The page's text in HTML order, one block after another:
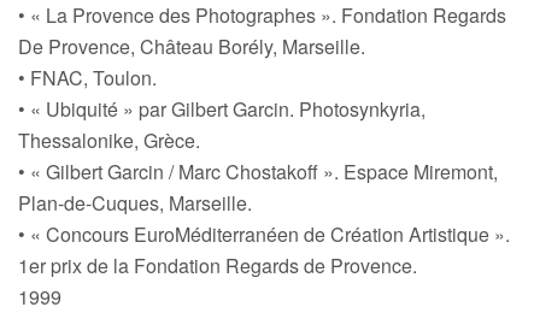
• « La Provence des Photographes ». Fondation Regards
De Provence, Château Borély, Marseille.
• FNAC, Toulon.
• « Ubiquité » par Gilbert Garcin. Photosynkyria,
Thessalonike, Grèce.
• « Gilbert Garcin / Marc Chostakoff ». Espace Miremont,
Plan-de-Cuques, Marseille.
• « Concours EuroMéditerranéen de Création Artistique ».
1er prix de la Fondation Regards de Provence.
1999